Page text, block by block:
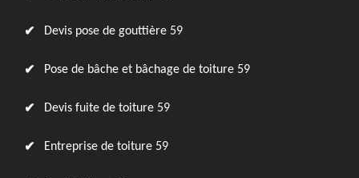
Devis pose de gouttière 59
Pose de bâche et bâchage de toiture 59
Devis fuite de toiture 59
Entreprise de toiture 59